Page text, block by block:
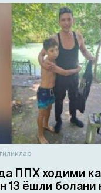
ППХ ходими
13 ёшли болани